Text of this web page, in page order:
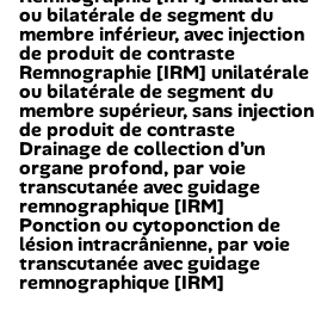
ou bilatérale de segment du
membre inférieur, avec injection
de produit de contraste
Remnographie [IRM] unilatérale
ou bilatérale de segment du
membre supérieur, sans injection
de produit de contraste
Drainage de collection d’un
organe profond, par voie
transcutanée avec guidage
remnographique [IRM]
Ponction ou cytoponction de
lésion intracrânienne, par voie
transcutanée avec guidage
remnographique [IRM]